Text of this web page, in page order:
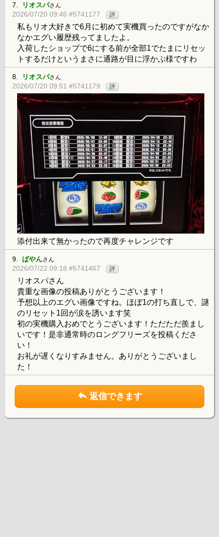
7. リオスパさん
2026/07/20 09:46 #5741177 評
私もリオ大好きで6月に初めて実機買ったのですがなか
なかエグい履歴残ってましたよ。
入荷したショップで6にする前が全部1でたまにリセッ
トするだけというまさに通路が目に浮かぶ様ですわ
8. リオスパさん
2026/07/20 09:51 #5741179 評
添付出来て無かったので再度チャレンジです
9. ばやんさん
2026/07/22 09:18 #5741467 評
リオスパさん
貴重な画像の投稿ありがとうございます！
予想以上のエグい画像ですね。ほぼ1の打ち直しで、謎
のリセット1回が涙を誘います笑
初の実機購入おめでとうございます！ただただ羨まし
いです！是非通常時のロングフリーズを投稿くださ
い！
お礼が遅くなりすみません。ありがとうございまし
た！
返信できます